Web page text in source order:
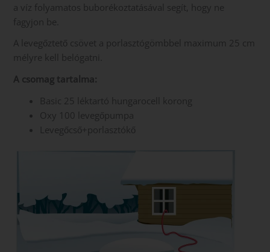
a víz folyamatos buborékoztatásával segít, hogy ne
fagyjon be.
A levegőztető csövet a porlasztógömbbel maximum 25 cm
mélyre kell belógatni.
A csomag tartalma:
Basic 25 léktartó hungarocell korong
Oxy 100 levegőpumpa
Levegőcső+porlasztókő